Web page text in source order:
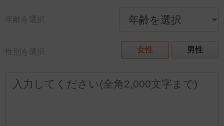
年齢を選択
性別を選択 女性 男性